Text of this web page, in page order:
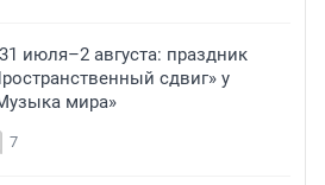
июля–2 августа: праздник
сдвиг» у
мира»
7